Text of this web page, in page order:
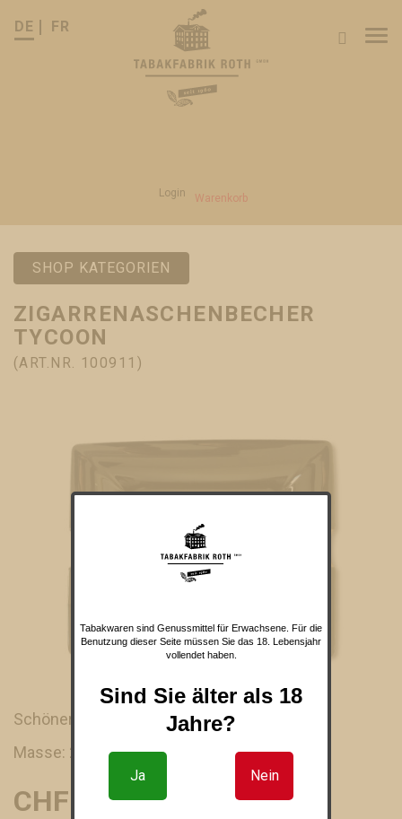
DE FR
Login Warenkorb
SHOP KATEGORIEN
ZIGARRENASCHENBECHER
TYCOON
(ART.NR. 100911)
Schöner Zigarrenaschenbecher von Tycoon
Masse: 22.2 x 18 x 4.5 cm
CHF 42.00
Tabakwaren sind Genussmittel für Erwachsene. Für die
Benutzung dieser Seite müssen Sie das 18. Lebensjahr
vollendet haben.
Sind Sie älter als 18
Jahre?
Ja Nein